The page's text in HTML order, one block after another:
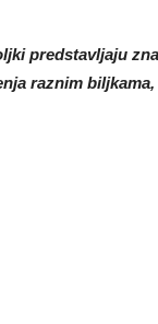
predstavljaju
raznim